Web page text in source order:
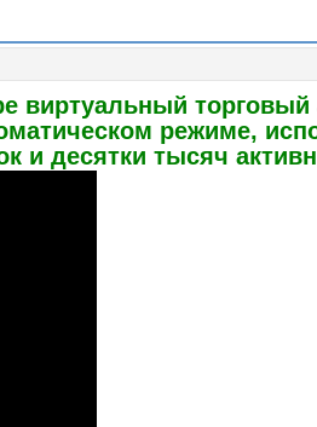
виртуальный
режиме,
десятки тысяч